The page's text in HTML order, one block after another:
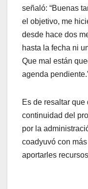
señaló: “Buenas
el objetivo, me
desde hace dos
hasta la fecha ni
Que mal están
agenda
Es de resaltar
continuidad del
por la
coadyuvó con
aportarles